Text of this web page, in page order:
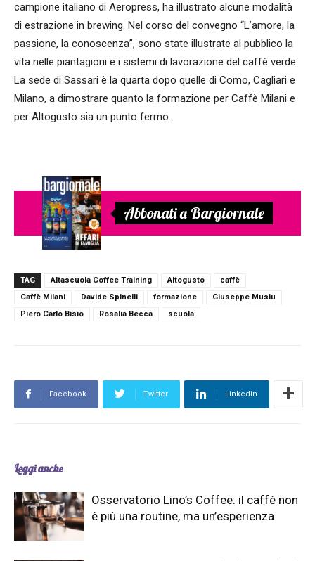
campione italiano di Aeropress, ha illustrato alcune modalità
di estrazione in brewing. Nel corso del convegno “L’amore, la
passione, la conoscenza”, sono state illustrate al pubblico la
vita nelle piantagioni e i sistemi di lavorazione del caffè verde.
La sede di Sassari è la quarta dopo quelle di Como, Cagliari e
Milano, a dimostrare quanto la formazione per Caffè Milani e
per Altogusto sia un punto fermo.
Abbonati a Bargiornale
TAG Altascuola Coffee Training Altogusto
caffè
Caffè Milani
Davide Spinelli formazione
Giuseppe Musiu
Piero Carlo Bisio
Rosalia Becca scuola
Facebook Twitter Linkedin
Leggi anche
Osservatorio Lino’s Coffee: il caffè non
è più una routine, ma un’esperienza